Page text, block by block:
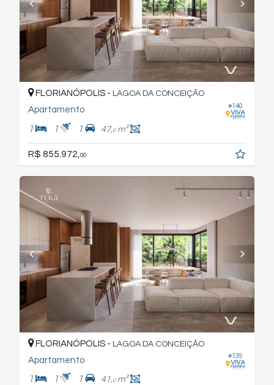
#140
FLORIANÓPOLIS - LAGOA DA CONCEIÇÃO
Apartamento
1 1 1 47,0m²
R$ 855.972, 00
#139
FLORIANÓPOLIS - LAGOA DA CONCEIÇÃO
Apartamento
1 1 1 41,0m²